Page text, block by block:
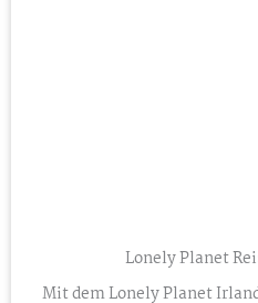
Lonely Planet
Mit dem Lonely Planet